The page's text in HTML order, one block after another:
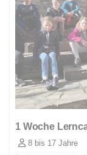
1 Woche
8 bis 17 Jahre